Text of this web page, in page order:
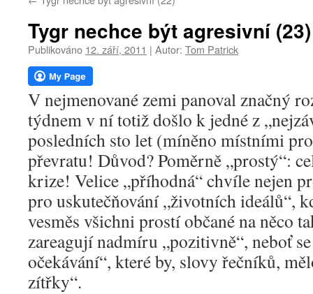
webu
Tygr nechce být agresivní (23)
Publikováno 12. září, 2011 | Autor: Tom Patrick
V nejmenované zemi panoval značný
týdnem v ní totiž došlo k jedné z
posledních sto let (míněno místními
převratu! Důvod? Poměrně „prostý“:
krize! Velice „příhodná“ chvíle nejen
pro uskutečňování „životních ideálů“,
vesměs všichni prostí občané na něco
zareagují nadmíru „pozitivně“, neboť
očekávání“, které by, slovy řečníků,
zítřky“.